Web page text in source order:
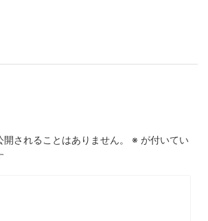
されることはありません。 ※ が付いてい